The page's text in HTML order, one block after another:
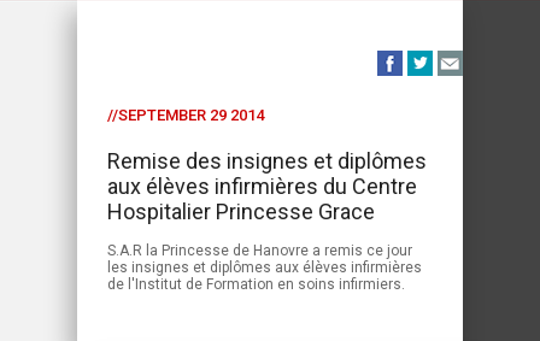
//SEPTEMBER 29 2014
Remise des insignes et diplômes
aux élèves infirmières du Centre
Hospitalier Princesse Grace
S.A.R la Princesse de Hanovre a remis ce jour
les insignes et diplômes aux élèves infirmières
de l'Institut de Formation en soins infirmiers.